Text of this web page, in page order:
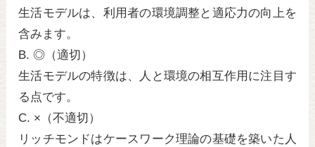
生活モデルは、利用者の環境調整と適応力の向上を
含みます。
B. ◎（適切）
生活モデルの特徴は、人と環境の相互作用に注目す
る点です。
C. ×（不適切）
リッチモンドはケースワーク理論の基礎を築いた人